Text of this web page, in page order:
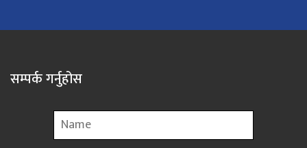
सम्पर्क गर्नुहोस
Name